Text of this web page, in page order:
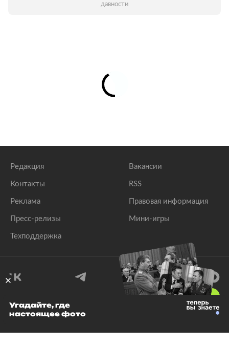
давности
Редакция
Контакты
Реклама
Пресс-релизы
Техподдержка
Вакансии
RSS
Правовая информация
Мини-игры
© 1999–2026 Все права защищены.
Угадайте, где
настоящее фото